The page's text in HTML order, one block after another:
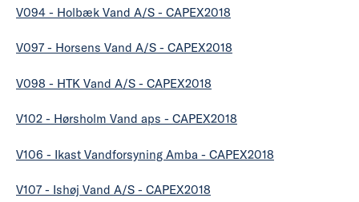
V094 - Holbæk Vand A/S - CAPEX2018
V097 - Horsens Vand A/S - CAPEX2018
V098 - HTK Vand A/S - CAPEX2018
V102 - Hørsholm Vand aps - CAPEX2018
V106 - Ikast Vandforsyning Amba - CAPEX2018
V107 - Ishøj Vand A/S - CAPEX2018